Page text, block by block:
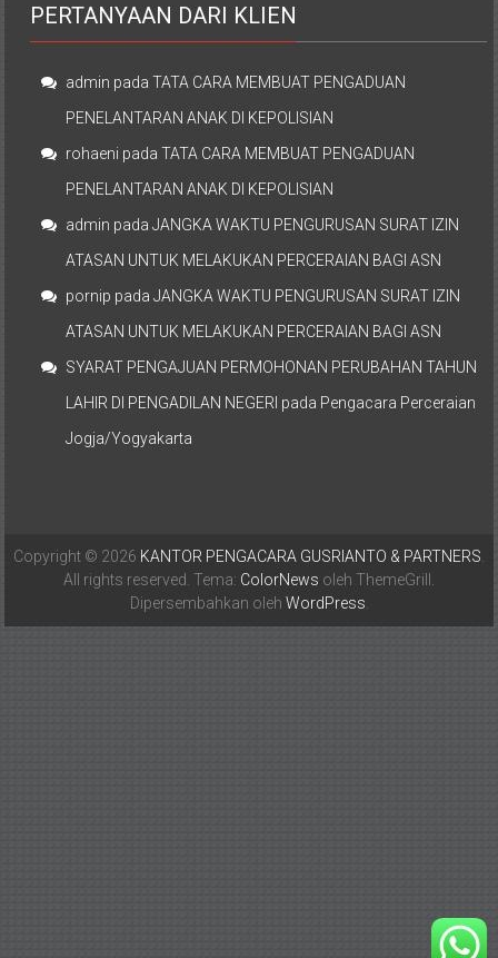
PERTANYAAN DARI KLIEN
admin padaTATA CARA MEMBUAT PENGADUAN
PENELANTARAN ANAK DI KEPOLISIAN
rohaeni padaTATA CARA MEMBUAT PENGADUAN
PENELANTARAN ANAK DI KEPOLISIAN
admin padaJANGKA WAKTU PENGURUSAN SURAT IZIN
ATASAN UNTUK MELAKUKAN PERCERAIAN BAGI ASN
pornip padaJANGKA WAKTU PENGURUSAN SURAT IZIN
ATASAN UNTUK MELAKUKAN PERCERAIAN BAGI ASN
SYARAT PENGAJUAN PERMOHONAN PERUBAHAN TAHUN
LAHIR DI PENGADILAN NEGERI pada Pengacara Perceraian
Jogja/Yogyakarta
Copyright © 2026 KANTOR PENGACARA GUSRIANTO & PARTNERS
All rights reserved. Tema: ColorNews oleh ThemeGrill.
Dipersembahkan oleh WordPress